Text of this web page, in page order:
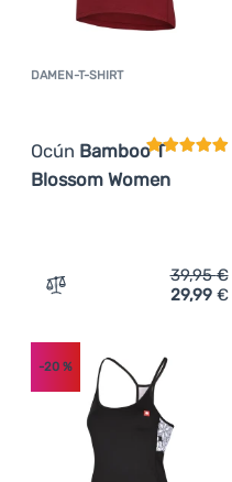
DAMEN-T-SHIRT
Ocún Bamboo T
Blossom Women
Zum Vergleich
39,95€
29,99 €
-20 %